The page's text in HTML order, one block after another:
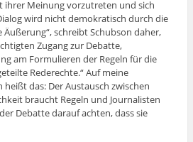
ihrer Meinung vorzutreten und sich
wird nicht demokratisch durch die
schreibt Schubson daher,
Zugang zur Debatte,
am Formulieren der Regeln für die
Rederechte.“ Auf meine
das: Der Austausch zwischen
braucht Regeln und Journalisten
Debatte darauf achten, dass sie